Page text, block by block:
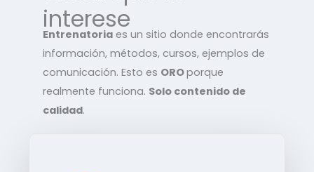
interese
Entrenatoria es un sitio donde encontrarás
información, métodos, cursos, ejemplos de
comunicación. Esto es OROporque
realmente funciona. Solo contenido de
calidad.